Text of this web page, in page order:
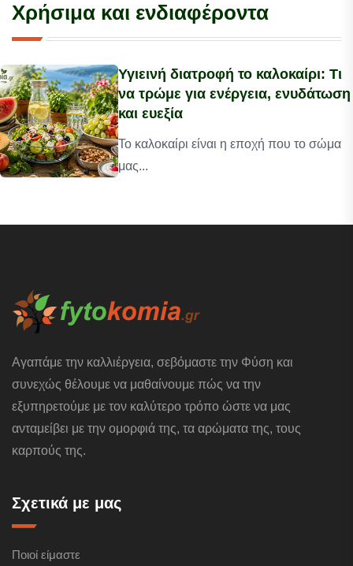
Χρήσιμα και ενδιαφέροντα
Υγιεινή διατροφή το καλοκαίρι: Τι
να τρώμε για ενέργεια, ενυδάτωση
και ευεξία
Το καλοκαίρι είναι η εποχή που το σώμα
μας...
Αγαπάμε την καλλιέργεια, σεβόμαστε την Φύση και
συνεχώς θέλουμε να μαθαίνουμε πώς να την
εξυπηρετούμε με τον καλύτερο τρόπο ώστε να μας
ανταμείβει με την ομορφιά της, τα αρώματα της, τους
καρπούς της.
Σχετικά με μας
Ποιοί είμαστε